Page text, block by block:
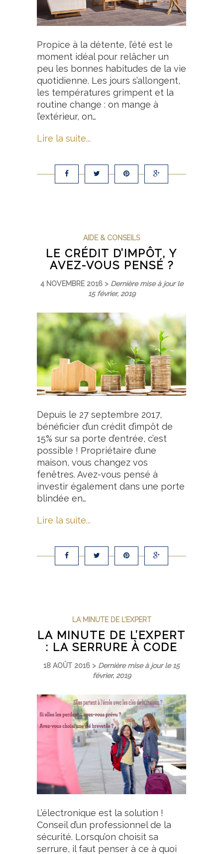
Propice à la détente, l’été est le
moment idéal pour relâcher un
peu les bonnes habitudes de la vie
quotidienne. Les jours s’allongent,
les températures grimpent et la
routine change : on mange à
l’extérieur, on…
Lire la suite...
AIDE & CONSEILS
LE CRÉDIT D’IMPÔT, Y
AVEZ-VOUS PENSÉ ?
4 NOVEMBRE 2016 > Dernière mise à jour le
15 février, 2019
Depuis le 27 septembre 2017,
bénéficier d’un crédit d’impôt de
15% sur sa porte d’entrée, c’est
possible ! Propriétaire d’une
maison, vous changez vos
fenêtres. Avez-vous pensé à
investir également dans une porte
blindée en…
Lire la suite...
LA MINUTE DE L’EXPERT
LA MINUTE DE L’EXPERT
: LA SERRURE À CODE
18 AOÛT 2016 > Dernière mise à jour le 15
février, 2019
L’électronique est la solution !
Conseil d’un professionnel de la
sécurité. Lorsqu’on choisit sa
serrure, il faut penser à ce à quoi